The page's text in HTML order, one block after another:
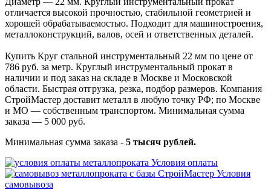
отличается высокой прочностью, стабильной геометрией и
хорошей обрабатываемостью. Подходит для машиностроения,
металлоконструкций, валов, осей и ответственных деталей.
Купить Круг стальной инструментальный 22 мм по цене от
786 руб. за метр. Круглый инструментальный прокат в
наличии и под заказ на складе в Москве и Московской
области. Быстрая отгрузка, резка, подбор размеров. Компания
СтройМастер доставит металл в любую точку РФ; по Москве
и МО — собственным транспортом. Минимальная сумма
заказа — 5 000 руб.
Минимальная сумма заказа - 5 тысяч рублей.
Условия оплаты
Условия
самовывоза